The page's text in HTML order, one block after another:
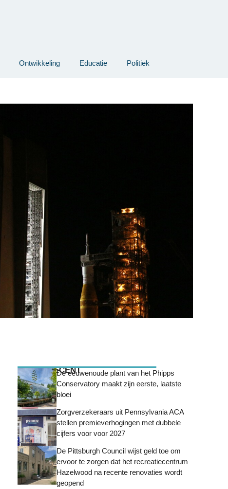
Ontwikkeling Educatie Politiek
MEEST RECENTDe eeuwenoude plant van het Phipps
Conservatory maakt zijn eerste, laatste
bloei
Zorgverzekeraars uit Pennsylvania ACA
stellen premieverhogingen met dubbele
cijfers voor voor 2027
De Pittsburgh Council wijst geld toe om
ervoor te zorgen dat het recreatiecentrum
Hazelwood na recente renovaties wordt
geopend